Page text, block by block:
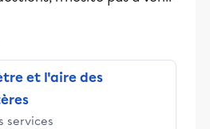
et l'aire des
services